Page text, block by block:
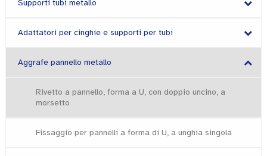
Supporti tubi metallo
Adattatori per cinghie e supporti per tubi
Aggrafe pannello metallo
Rivetto a pannello, forma a U, con doppio uncino, a
morsetto
Fissaggio per pannelli a forma di U, a unghia singola